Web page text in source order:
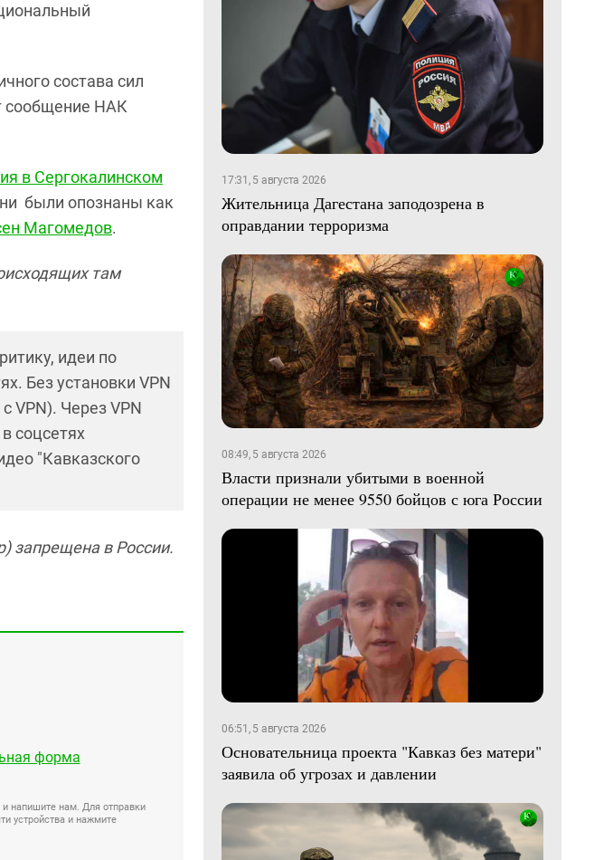
состава сил
сообщение НАК
в Сергокалинском
были опознаны как
Магомедов.
там
идеи по
Без установки VPN
VPN). Через VPN
соцсетях
"Кавказского
запрещена в России.
форма
и напишите нам. Для отправки
устройства и нажмите
17:31, 5 августа 2026
Жительница Дагестана заподозрена в
оправдании терроризма
08:49, 5 августа 2026
Власти признали убитыми в военной
операции не менее 9550 бойцов с юга России
06:51, 5 августа 2026
Основательница проекта "Кавказ без матери"
заявила об угрозах и давлении